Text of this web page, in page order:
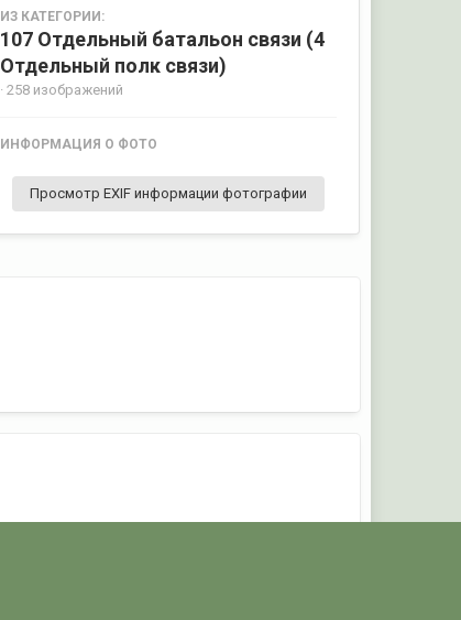
ИЗ КАТЕГОРИИ:
107 Отдельный батальон связи (4
Отдельный полк связи)
· 258 изображений
ИНФОРМАЦИЯ О ФОТО
Просмотр EXIF информации фотографии